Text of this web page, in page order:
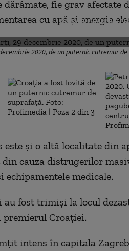
dărâmate, fie grav afectate
cu apă și energie
2020, de un puternic cutremur
DESCHIDE GALERIA
este şi o altă localitate din
cauza distrugerilor
echipamentele medicale.
au fost trimişi la locul
premierul Croației.
intens în capitala